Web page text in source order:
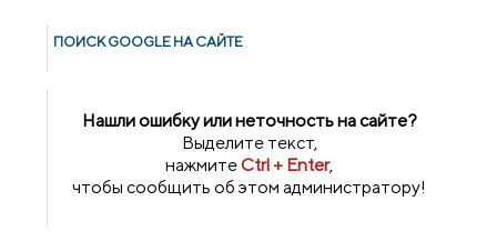
ПОИСК GOОGLE НА САЙТЕ
Нашли ошибку или неточность на сайте?
Выделите текст,
нажмитеCtrl + Enter,
чтобы сообщить об этом администратору!